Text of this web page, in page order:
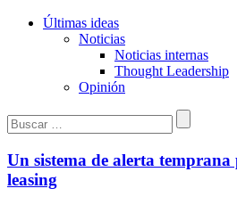
Últimas ideas
Noticias
Noticias internas
Thought Leadership
Opinión
Buscar:
Un sistema de alerta temprana
leasing